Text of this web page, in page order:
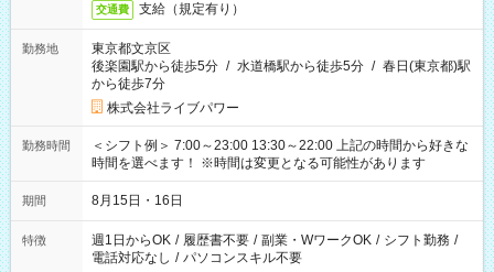
交通費 支給（規定有り）
勤務地
東京都文京区
後楽園駅から徒歩5分 / 水道橋駅から徒歩5分 / 春日(東京都)駅
から徒歩7分
株式会社ライブパワー
勤務時間
＜シフト例＞ 7:00～23:00 13:30～22:00 上記の時間から好きな
時間を選べます！ ※時間は変更となる可能性があります
期間 8月15日・16日
特徴 週1日からOK / 履歴書不要 / 副業・WワークOK / シフト勤務 /
電話対応なし / パソコンスキル不要